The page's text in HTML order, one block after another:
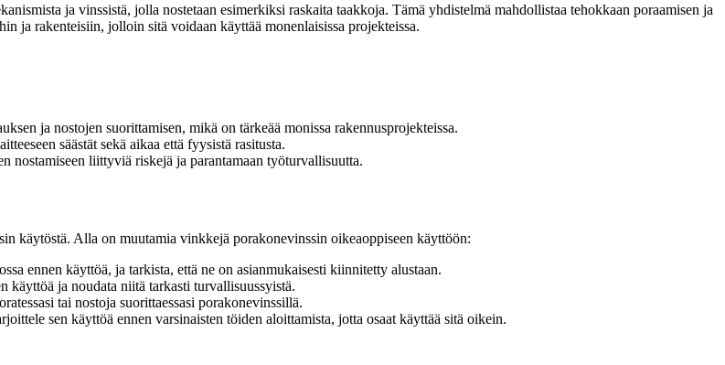
ja vinssistä, jolla nostetaan esimerkiksi raskaita taakkoja. Tämä yhdistelmä mahdollistaa tehokkaan poraamisen ja
ja rakenteisiin, jolloin sitä voidaan käyttää monenlaisissa projekteissa.
ja nostojen suorittamisen, mikä on tärkeää monissa rakennusprojekteissa.
säästät sekä aikaa että fyysistä rasitusta.
nostamiseen liittyviä riskejä ja parantamaan työturvallisuutta.
käytöstä. Alla on muutamia vinkkejä porakonevinssin oikeaoppiseen käyttöön:
ennen käyttöä, ja tarkista, että ne on asianmukaisesti kiinnitetty alustaan.
käyttöä ja noudata niitä tarkasti turvallisuussyistä.
tai nostoja suorittaessasi porakonevinssillä.
sen käyttöä ennen varsinaisten töiden aloittamista, jotta osaat käyttää sitä oikein.